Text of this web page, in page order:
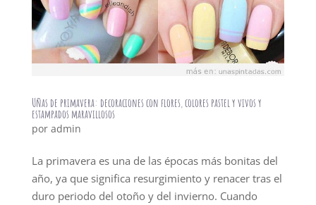
Uñas de primavera: decoraciones con flores, colores pastel y vivos y
estampados maravillosos
por admin
La primavera es una de las épocas más bonitas del
año, ya que significa resurgimiento y renacer tras el
duro periodo del otoño y del invierno. Cuando